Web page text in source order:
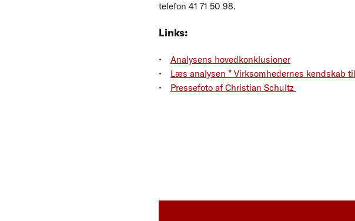
telefon 41 71 50 98.
Links:
Analysens hovedkonklusioner
Læs analysen ” Virksomhedernes kendskab
Pressefoto af Christian Schultz